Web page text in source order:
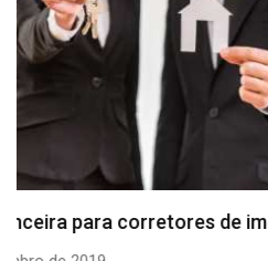
Financiar imóvel pode